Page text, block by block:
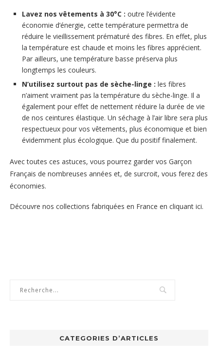
Lavez nos vêtements à 30°C : outre l’évidente
économie d’énergie, cette température permettra de
réduire le vieillissement prématuré des fibres. En effet, plus
la température est chaude et moins les fibres apprécient.
Par ailleurs, une température basse préserva plus
longtemps les couleurs.
N’utilisez surtout pas de sèche-linge : les fibres
n’aiment vraiment pas la température du sèche-linge. Il a
également pour effet de nettement réduire la durée de vie
de nos ceintures élastique. Un séchage à l’air libre sera plus
respectueux pour vos vêtements, plus économique et bien
évidemment plus écologique. Que du positif finalement.
Avec toutes ces astuces, vous pourrez garder vos Garçon
Français de nombreuses années et, de surcroit, vous ferez des
économies.
Découvre nos collections fabriquées en France en cliquant ici.
CATEGORIES D’ARTICLES